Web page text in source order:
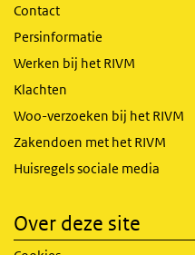
Contact
Persinformatie
Werken bij het RIVM
Klachten
Woo-verzoeken bij het RIVM
Zakendoen met het RIVM
Huisregels sociale media
Over deze site